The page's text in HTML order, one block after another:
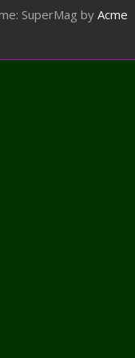
SuperMag byAcme